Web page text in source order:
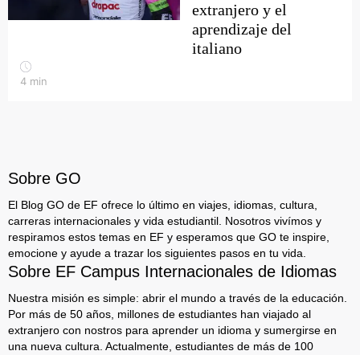
extranjero y el
aprendizaje del
italiano
4 min
Sobre GO
El Blog GO de EF ofrece lo último en viajes, idiomas, cultura,
carreras internacionales y vida estudiantil. Nosotros vivímos y
respiramos estos temas en EF y esperamos que GO te inspire,
emocione y ayude a trazar los siguientes pasos en tu vida.
Sobre EF Campus Internacionales de Idiomas
Nuestra misión es simple: abrir el mundo a través de la educación.
Por más de 50 años, millones de estudiantes han viajado al
extranjero con nostros para aprender un idioma y sumergirse en
una nueva cultura. Actualmente, estudiantes de más de 100